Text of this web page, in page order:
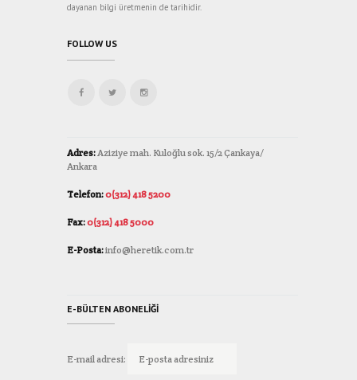
dayanan bilgi üretmenin de tarihidir.
FOLLOW US
Adres: Aziziye mah. Kuloğlu sok. 15/2 Çankaya/
Ankara
Telefon:0(312) 418 5200
Fax:0(312) 418 5000
E-Posta:info@heretik.com.tr
E-BÜLTEN ABONELIĞI
E-mail adresi: